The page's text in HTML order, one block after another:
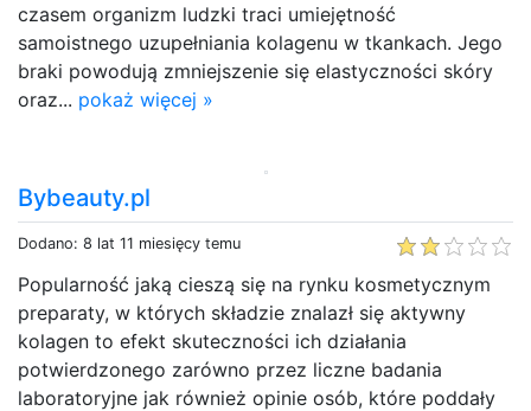
czasem organizm ludzki traci umiejętność
samoistnego uzupełniania kolagenu w tkankach. Jego
braki powodują zmniejszenie się elastyczności skóry
oraz... pokaż więcej »
Bybeauty.pl
Dodano: 8 lat 11 miesięcy temu
Popularność jaką cieszą się na rynku kosmetycznym
preparaty, w których składzie znalazł się aktywny
kolagen to efekt skuteczności ich działania
potwierdzonego zarówno przez liczne badania
laboratoryjne jak również opinie osób, które poddały